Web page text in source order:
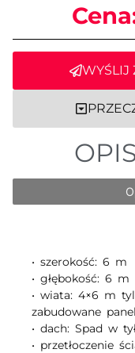
WYŚLIJ
• szerokość: 6 m
• głębokość: 6 m
• wiata: 4×6 m
zabudowane
• dach: Spad w
• przetłoczenie